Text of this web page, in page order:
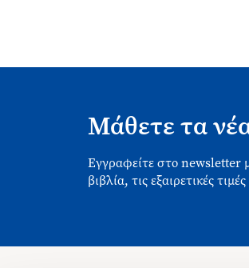
Μάθετε τα
Εγγραφείτε στο newsletter
βιβλία, τις εξαιρετικές